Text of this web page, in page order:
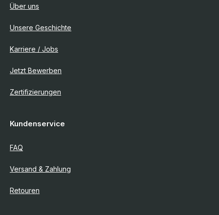
Über uns
Unsere Geschichte
Karriere / Jobs
Jetzt Bewerben
Zertifizierungen
Kundenservice
FAQ
Versand & Zahlung
Retouren